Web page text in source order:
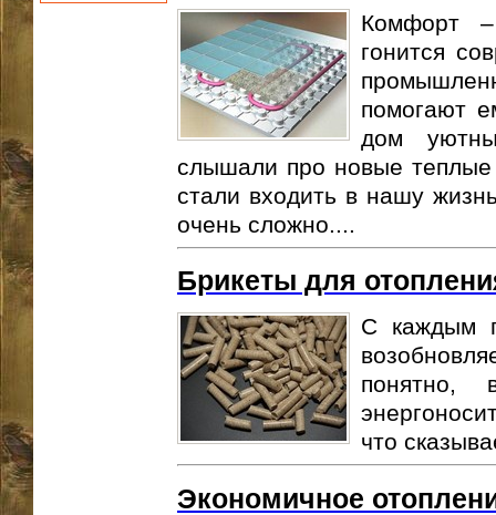
Комфорт
гонится
помогают
дом
слышали про новые
стали входить в нашу
очень сложно....
Брикеты для
С каждым
что
Экономичное